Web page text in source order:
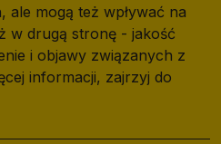
ale mogą też wpływać na
w drugą stronę - jakość
i objawy związanych z
informacji, zajrzyj do